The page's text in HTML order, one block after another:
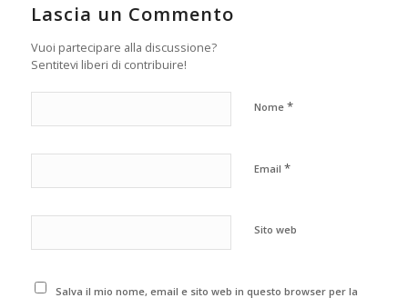
Lascia un Commento
Vuoi partecipare alla discussione?
Sentitevi liberi di contribuire!
Nome *
Email *
Sito web
Salva il mio nome, email e sito web in questo browser per la